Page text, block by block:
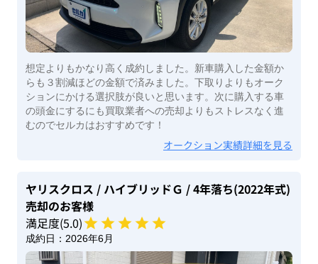
想定よりもかなり高く成約しました。新車購入した金額か
らも３割減ほどの金額で済みました。下取りよりもオーク
ションにかける選択肢が良いと思います。次に購入する車
の頭金にするにも買取業者への売却よりもストレスなく進
むのでセルカはおすすめです！
オークション実績詳細を見る
ヤリスクロス / ハイブリッドＧ / 4年落ち(2022年式)
売却のお客様
満足度(5.0)
成約日： 2026年6月